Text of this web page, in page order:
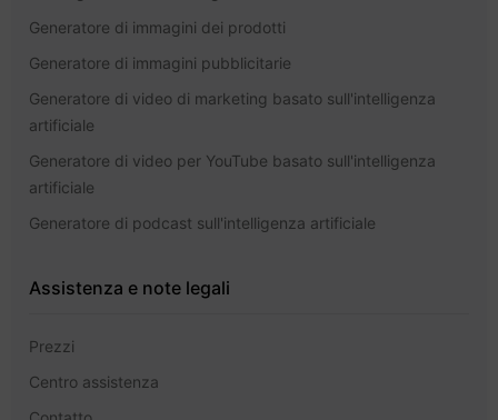
Generatore di immagini dei prodotti
Generatore di immagini pubblicitarie
Generatore di video di marketing basato sull'intelligenza
artificiale
Generatore di video per YouTube basato sull'intelligenza
artificiale
Generatore di podcast sull'intelligenza artificiale
Assistenza e note legali
Prezzi
Centro assistenza